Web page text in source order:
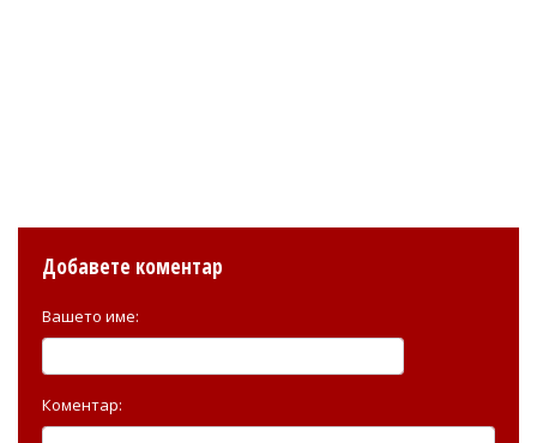
Добавете коментар
Вашето име:
Коментар: